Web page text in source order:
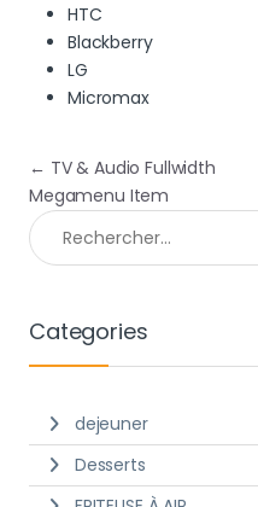
HTC
Blackberry
LG
Micromax
Navigation de
← TV & Audio Fullwidth
Megamenu Item
Rechercher :
Categories
dejeuner
Desserts